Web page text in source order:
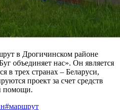
в Дрогичинском районе
объединяет нас». Он является
в трех странах – Беларуси,
проект за счет средств
помощи.
#маршрут